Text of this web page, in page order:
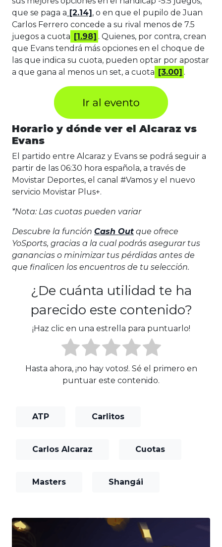
que se paga a [2.14], o en que el pupilo de Juan
Carlos Ferrero concede a su rival menos de 7.5
juegos a cuota [1.98] . Quienes, por contra, crean
que Evans tendrá más opciones en el choque de
las que indica su cuota, pueden optar por apostar
a que gana al menos un set, a cuota [3.00] .
Horario y dónde ver el Alcaraz vs
Evans
El partido entre Alcaraz y Evans se podrá seguir a
partir de las 06:30 hora española, a través de
Movistar Deportes, el canal #Vamos y el nuevo
servicio Movistar Plus+.
*Nota: Las cuotas pueden variar
Descubre la función Cash Out que ofrece
YoSports, gracias a la cual podrás asegurar tus
ganancias o minimizar tus pérdidas antes de
que finalicen los encuentros de tu selección.
¿De cuánta utilidad te ha
parecido este contenido?
¡Haz clic en una estrella para puntuarlo!
Hasta ahora, ¡no hay votos!. Sé el primero en
puntuar este contenido.
ATP Carlitos
Carlos Alcaraz Cuotas
Masters Shangái